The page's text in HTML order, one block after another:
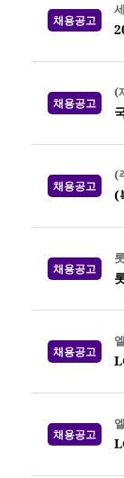
채용공고
채용공고
(
채용공고
(
(
채용공고
채용공고
채용공고